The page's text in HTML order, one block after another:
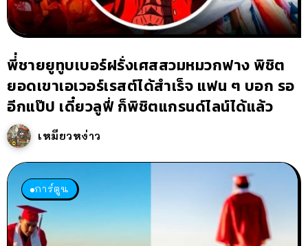
พี่่ชายยูทูบเบอร์ฝรั่งเศสสวมหมวกฟาง พิชิต
ยอดเขาเอเวอร์เรสต์ได้สำเร็จ แฟน ๆ บอก รอ
อีกแป๊ป เดี๋ยวลูฟี่ ก็พิชิตแกรนด์ไลน์ได้แล้ว
เหมียวหง่าว
การ์ตูน